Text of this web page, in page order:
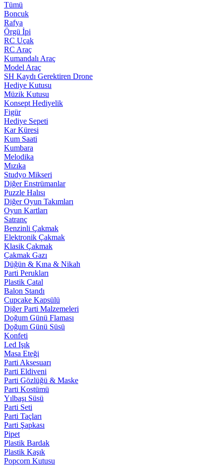
Tümü
Boncuk
Rafya
Örgü İpi
RC Uçak
RC Araç
Kumandalı Araç
Model Araç
SH Kaydı Gerektiren Drone
Hediye Kutusu
Müzik Kutusu
Konsept Hediyelik
Figür
Hediye Sepeti
Kar Küresi
Kum Saati
Kumbara
Melodika
Mızıka
Studyo Mikseri
Diğer Enstrümanlar
Puzzle Halısı
Diğer Oyun Takımları
Oyun Kartları
Satranç
Benzinli Çakmak
Elektronik Çakmak
Klasik Çakmak
Çakmak Gazı
Düğün & Kına & Nikah
Parti Perukları
Plastik Çatal
Balon Standı
Cupcake Kapsülü
Diğer Parti Malzemeleri
Doğum Günü Flaması
Doğum Günü Süsü
Konfeti
Led Işık
Masa Eteği
Parti Aksesuarı
Parti Eldiveni
Parti Gözlüğü & Maske
Parti Kostümü
Yılbaşı Süsü
Parti Seti
Parti Taçları
Parti Şapkası
Pipet
Plastik Bardak
Plastik Kaşık
Popcorn Kutusu